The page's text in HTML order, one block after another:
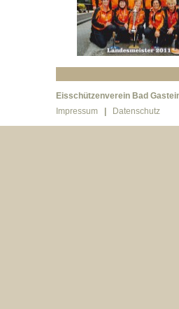
Eisschützenverein Bad
Impressum
Datenschutz